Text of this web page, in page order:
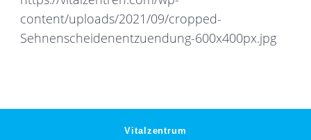
content/uploads/2021/09/cropped-
Sehnenscheidenentzuendung-600x400px.jpg
Vitalzentrum